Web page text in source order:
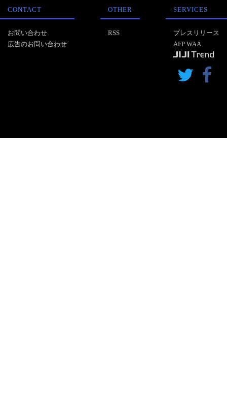
CONTACT
お問い合わせ
広告のお問い合わせ
OTHER
RSS
SERVICES
プレスリリース
AFP WAA